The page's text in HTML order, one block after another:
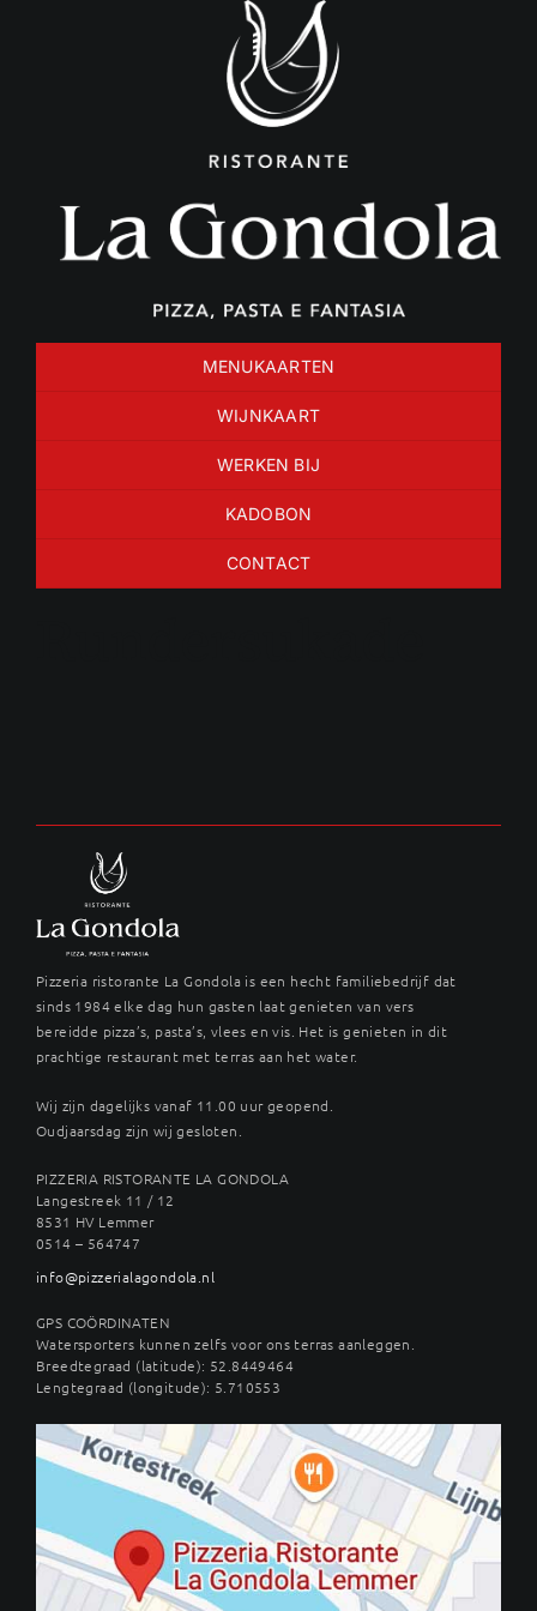
MENUKAARTEN
WIJNKAART
WERKEN BIJ
KADOBON
CONTACT
Pizzeria ristorante La Gondola is een hecht familiebedrijf dat
sinds 1984 elke dag hun gasten laat genieten van vers
bereidde pizza’s, pasta’s, vlees en vis. Het is genieten in dit
prachtige restaurant met terras aan het water.
Wij zijn dagelijks vanaf 11.00 uur geopend.
Oudjaarsdag zijn wij gesloten.
PIZZERIA RISTORANTE LA GONDOLA
Langestreek 11 / 12
8531 HV Lemmer
0514 – 564747
info@pizzerialagondola.nl
GPS COÖRDINATEN
Watersporters kunnen zelfs voor ons terras aanleggen.
Breedtegraad (latitude): 52.8449464
Lengtegraad (longitude): 5.710553